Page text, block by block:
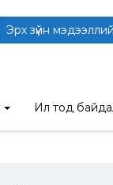
Эрх зүйн
Ил тод